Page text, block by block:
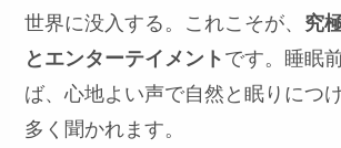
世界に没入する。これこそが、 究
とエンターテイメント です。睡眠
ば、心地よい声で自然と眠りにつ
多く聞かれます。